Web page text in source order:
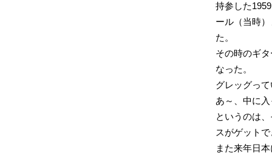
持参した
ール（当時
た。
その時のギ
なった。
グレッグっ
あ～、中に
というのは
スがゲット
また来年日